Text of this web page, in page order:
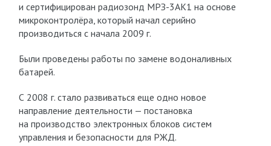
и сертифицирован радиозонд МРЗ-3АК1 на основе
микроконтролёра, который начал серийно
производиться с начала 2009 г.
Были проведены работы по замене водоналивных
батарей.
С 2008 г. стало развиваться еще одно новое
направление деятельности — постановка
на производство электронных блоков систем
управления и безопасности для РЖД.